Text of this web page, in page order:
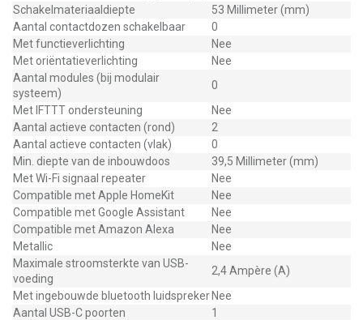
Schakelmateriaaldiepte
53 Millimeter (mm)
Aantal contactdozen schakelbaar
0
Met functieverlichting
Nee
Met oriëntatieverlichting
Nee
Aantal modules (bij modulair
systeem)
0
Met IFTTT ondersteuning
Nee
Aantal actieve contacten (rond)
2
Aantal actieve contacten (vlak)
0
Min. diepte van de inbouwdoos
39,5 Millimeter (mm)
Met Wi-Fi signaal repeater
Nee
Compatible met Apple HomeKit
Nee
Compatible met Google Assistant
Nee
Compatible met Amazon Alexa
Nee
Metallic
Nee
Maximale stroomsterkte van USB-
voeding
2,4 Ampère (A)
Met ingebouwde bluetooth luidspreker Nee
Aantal USB-C poorten
1